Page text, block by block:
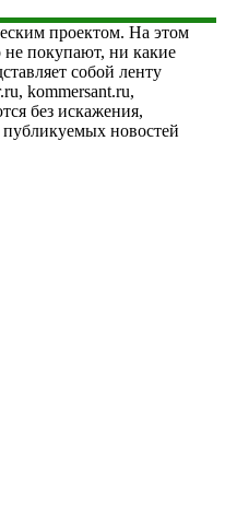
проектом. На этом
не покупают, ни какие
собой ленту
kommersant.ru,
без искажения,
публикуемых новостей